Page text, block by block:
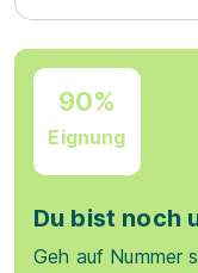
90%
Eignung
Du bist noch
Geh auf Nummer